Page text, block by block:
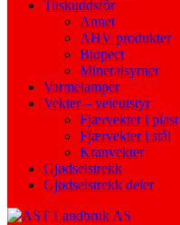
Tilskuddsfôr
Annet
AHV produkter
Biopect
Mineralsyrner
Varmelamper
Vekter – veieutstyr
Fjærvekter i plast
Fjærvekter i stål
Kranvekter
Gjødselstrekk
Gjødselstrekk deler